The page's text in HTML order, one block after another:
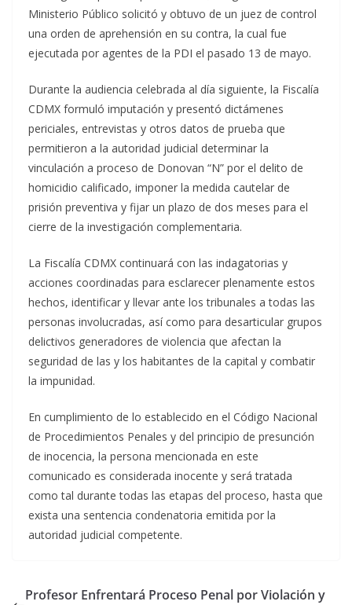
Ministerio Público solicitó y obtuvo de un juez de control
una orden de aprehensión en su contra, la cual fue
ejecutada por agentes de la PDI el pasado 13 de mayo.
Durante la audiencia celebrada al día siguiente, la Fiscalía
CDMX formuló imputación y presentó dictámenes
periciales, entrevistas y otros datos de prueba que
permitieron a la autoridad judicial determinar la
vinculación a proceso de Donovan “N” por el delito de
homicidio calificado, imponer la medida cautelar de
prisión preventiva y fijar un plazo de dos meses para el
cierre de la investigación complementaria.
La Fiscalía CDMX continuará con las indagatorias y
acciones coordinadas para esclarecer plenamente estos
hechos, identificar y llevar ante los tribunales a todas las
personas involucradas, así como para desarticular grupos
delictivos generadores de violencia que afectan la
seguridad de las y los habitantes de la capital y combatir
la impunidad.
En cumplimiento de lo establecido en el Código Nacional
de Procedimientos Penales y del principio de presunción
de inocencia, la persona mencionada en este
comunicado es considerada inocente y será tratada
como tal durante todas las etapas del proceso, hasta que
exista una sentencia condenatoria emitida por la
autoridad judicial competente.
Profesor Enfrentará Proceso Penal por Violación y